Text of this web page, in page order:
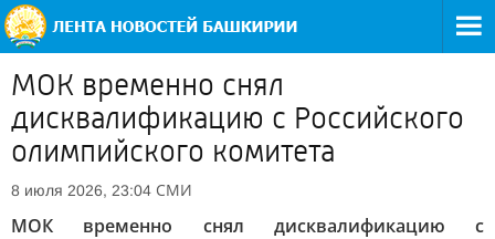
МОК временно снял
дисквалификацию с Российского
олимпийского комитета
8 июля 2026, 23:04 СМИ
МОК временно снял дисквалификацию с